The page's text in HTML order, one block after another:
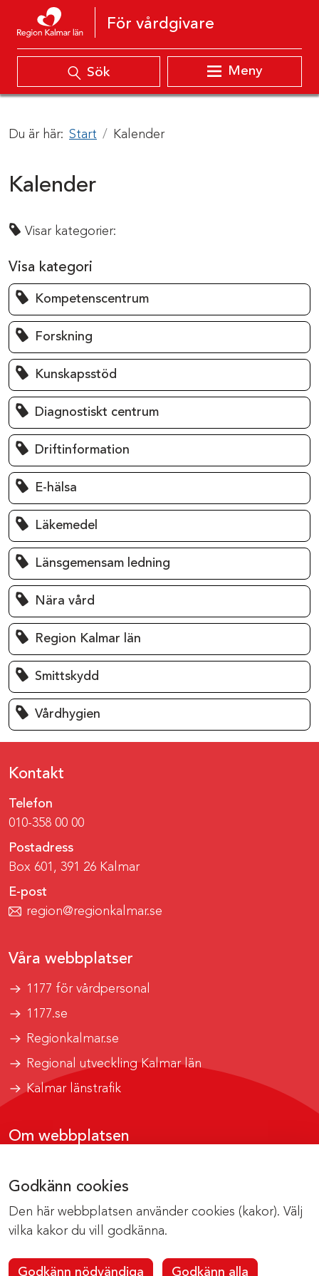
Godkänn cookies
Den här webbplatsen använder cookies (kakor). Välj
vilka kakor du vill godkänna.
Godkänn nödvändiga Godkänn alla
Hoppa till innehåll
För vårdgivare
Sök Meny
Du är här: Start Kalender
Kalender
Visar kategorier:
Visa kategori
Kompetenscentrum
Forskning
Kunskapsstöd
Diagnostiskt centrum
Driftinformation
E-hälsa
Läkemedel
Länsgemensam ledning
Nära vård
Region Kalmar län
Smittskydd
Vårdhygien
Kontakt
Telefon
010-358 00 00
Postadress
Box 601, 391 26 Kalmar
E-post
region@regionkalmar.se
Våra webbplatser
1177 för vårdpersonal
1177.se
Regionkalmar.se
Regional utveckling Kalmar län
Kalmar länstrafik
Om webbplatsen
Om cookies
Kontakta webbredaktionen